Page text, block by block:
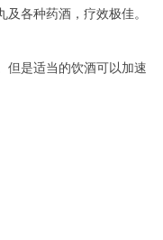
各种药酒，疗效极佳。
是适当的饮酒可以加速